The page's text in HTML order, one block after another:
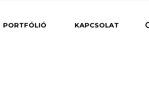
PORTFÓLIÓ KAPCSOLAT
Belsőépítészet